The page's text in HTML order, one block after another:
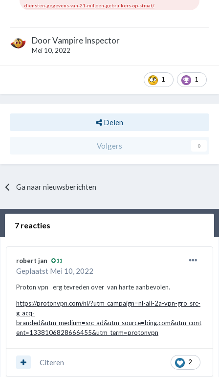
diensten-gegevens-van-21-miljoen-gebruikers-op-straat/
DoorVampire Inspector
Mei 10, 2022
1 1
Delen
Volgers 0
Ga naar nieuwsberichten
7 reacties
robert jan 11
Geplaatst Mei 10, 2022
Proton vpn erg tevreden over van harte aanbevolen.
https://protonvpn.com/nl/?utm_campaign=nl-all-2a-vpn-gro_src-
g_acq-
branded&utm_medium=src_ad&utm_source=bing.com&utm_cont
ent=1338106828666455&utm_term=protonvpn
2
Citeren